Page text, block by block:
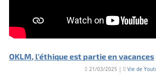
OKLM, l'éthique est partie en vacances
21/03/2025 | Vie de